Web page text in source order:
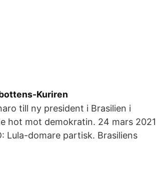
Kuriren
till ny president i Brasilien i
hot mot demokratin. 24 mars 2021
Lula-domare partisk. Brasiliens